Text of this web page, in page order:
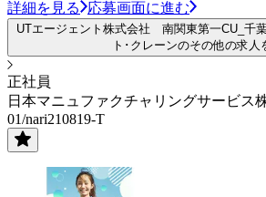
詳細を見る 応募画面に進む
UTエージェント株式会社 南関東第一CU_千
ト･クレーンのその他の求人
正社員
日本マニュファクチャリングサービス
01/nari210819-T